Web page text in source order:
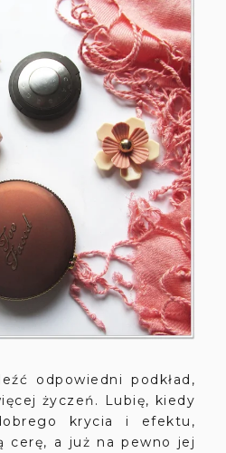
odpowiedni podkład,
życzeń. Lubię, kiedy
krycia i efektu,
cerę, a już na pewno jej